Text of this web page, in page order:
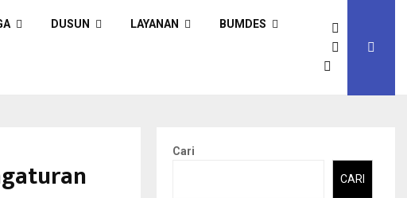
DUSUN LAYANAN BUMDES
Cari
CARI